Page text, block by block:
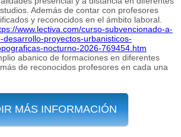
Además de contar con profesores
y reconocidos en el ámbito laboral.
www.lectiva.com/curso-subvencionado-a-
desarrollo-proyectos-urbanisticos-
nocturno-2026-769454.htm
abanico de formaciones en diferentes
de reconocidos profesores en cada una
MÁS INFORMACIÓN